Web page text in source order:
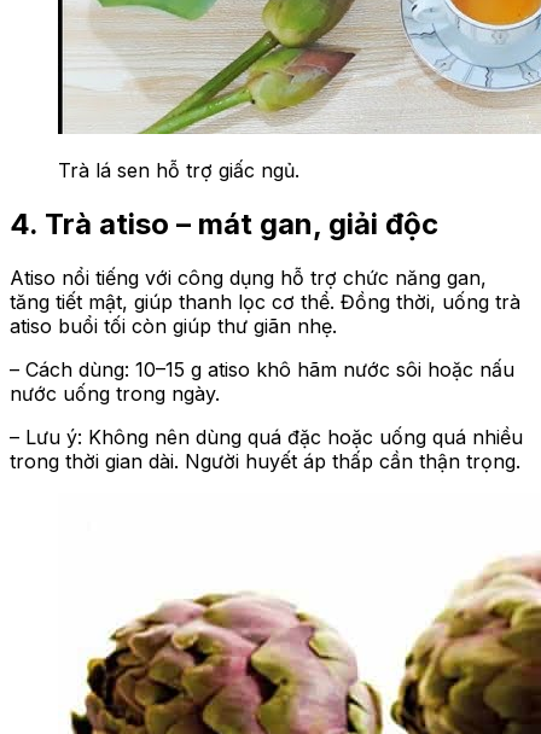
Trà lá sen hỗ trợ giấc ngủ.
4. Trà atiso – mát gan, giải độc
Atiso nổi tiếng với công dụng hỗ trợ chức năng gan,
tăng tiết mật, giúp thanh lọc cơ thể. Đồng thời, uống trà
atiso buổi tối còn giúp thư giãn nhẹ.
– Cách dùng: 10–15 g atiso khô hãm nước sôi hoặc nấu
nước uống trong ngày.
– Lưu ý: Không nên dùng quá đặc hoặc uống quá nhiều
trong thời gian dài. Người huyết áp thấp cần thận trọng.